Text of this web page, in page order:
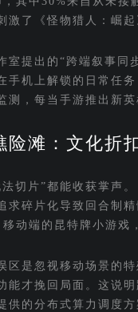
激了《怪物猎人：崛
室提出的“跨端叙事同
手机上解锁的日常任
测，每当手游推出新
险滩：文化折
法切片”都能收获掌声
求碎片化导致回合制
移动端的昆特牌小游戏
区是忽视移动场景的
能才挽回局面。这说
供的分布式算力调度